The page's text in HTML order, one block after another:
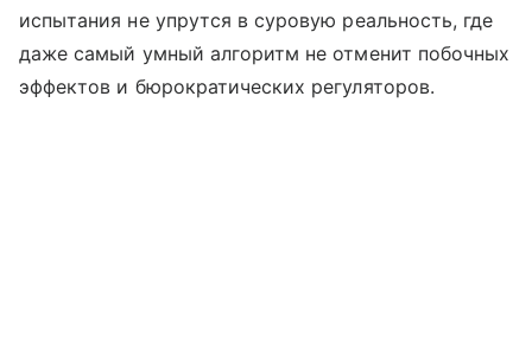
испытания не упрутся в суровую реальность, где
даже самый умный алгоритм не отменит побочных
эффектов и бюрократических регуляторов.